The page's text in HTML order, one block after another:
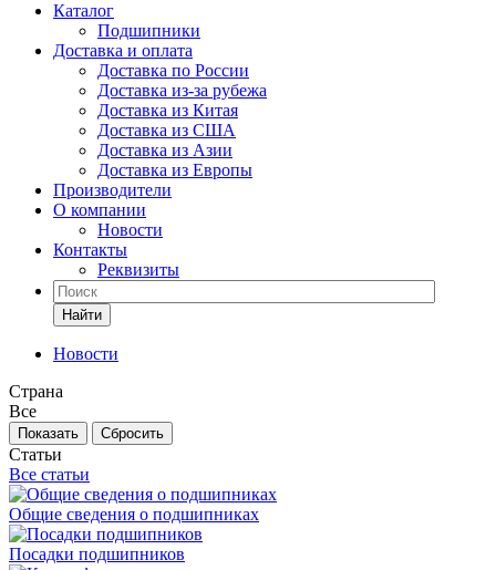
Каталог
Подшипники
Доставка и оплата
Доставка по России
Доставка из-за рубежа
Доставка из Китая
Доставка из США
Доставка из Азии
Доставка из Европы
Производители
О компании
Новости
Контакты
Реквизиты
Найти
Новости
Страна
Все
Сбросить
Статьи
Все статьи
Общие сведения о подшипниках
Посадки подшипников